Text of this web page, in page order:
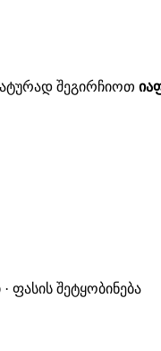
შეგირჩიოთ
ფასის შეტყობინება